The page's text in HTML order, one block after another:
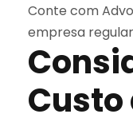
Conte com
empresa
Custo